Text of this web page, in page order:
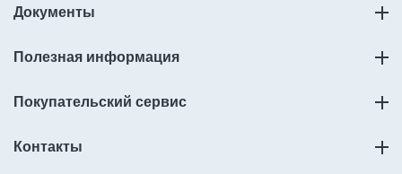
Документы
Полезная информация
Покупательский сервис
Контакты